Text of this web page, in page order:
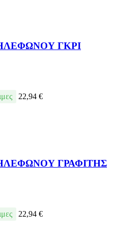
ΓΚΡΙ
22,94 €
ΓΡΑΦΙΤΗΣ
22,94 €